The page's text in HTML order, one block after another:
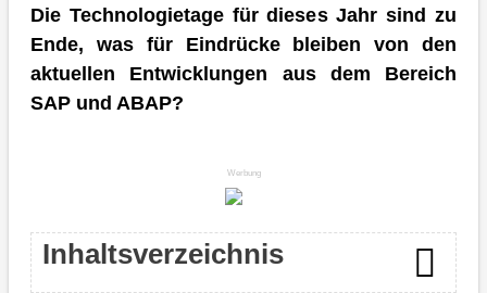
Die Technologietage für dieses Jahr sind zu
Ende, was für Eindrücke bleiben von den
aktuellen Entwicklungen aus dem Bereich
SAP und ABAP?
Werbung
Inhaltsverzeichnis